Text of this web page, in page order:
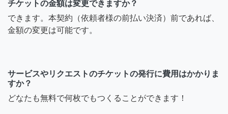
チケットの金額は変更できますか？
できます。本契約（依頼者様の前払い決済）前であれば、
金額の変更は可能です。
サービスやリクエストのチケットの発行に費用はかかりま
すか？
どなたも無料で何枚でもつくることができます！